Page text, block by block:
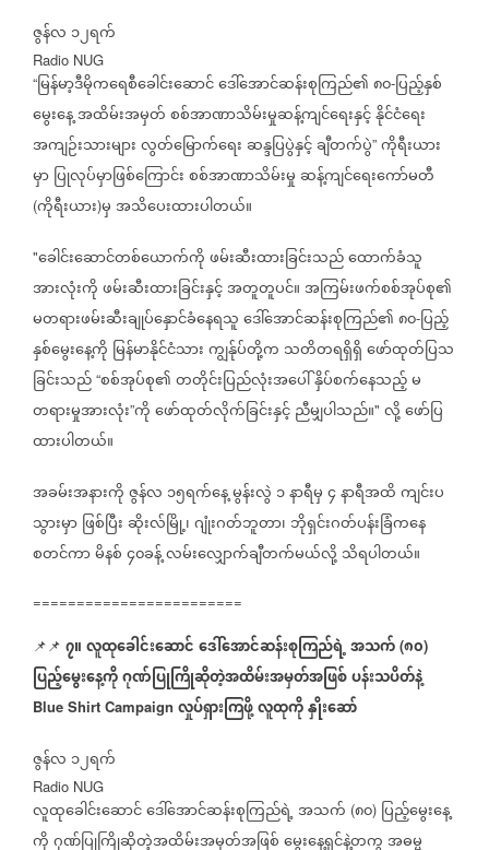
ဇွန်လ ၁၂ရက်
Radio NUG
“မြန်မာ့ဒီမိုကရေစီခေါင်းဆောင်ဒေါ်အောင်ဆန်းစုကြည်၏၈၀-ပြည့်နှစ်
မွေးနေ့အထိမ်းအမှတ်စစ်အာဏာသိမ်းမှုဆန့်ကျင်ရေးနှင့်နိုင်ငံရေး
အကျဉ်းသားများလွတ်မြောက်ရေးဆန္ဒပြပွဲနှင့်ချီတက်ပွဲ” ကိုရီးယား
မှာပြုလုပ်မှာဖြစ်ကြောင်းစစ်အာဏာသိမ်းမှုဆန့်ကျင်ရေးကော်မတီ
(ကိုရီးယား)မှအသိပေးထားပါတယ်။
"ခေါင်းဆောင်တစ်ယောက်ကိုဖမ်းဆီးထားခြင်းသည်ထောက်ခံသူ
အားလုံးကိုဖမ်းဆီးထားခြင်းနှင့်အတူတူပင်။အကြမ်းဖက်စစ်အုပ်စု၏
မတရားဖမ်းဆီးချုပ်နှောင်ခံနေရသူဒေါ်အောင်ဆန်းစုကြည်၏၈၀-ပြည့်
နှစ်မွေးနေ့ကို မြန်မာနိုင်ငံသားကျွန်ုပ်တို့က သတိတရရှိရှိဖော်ထုတ်ပြသ
ခြင်းသည် “စစ်အုပ်စု၏တတိုင်းပြည်လုံးအပေါ်နှိပ်စက်နေသည့်မ
တရားမှုအားလုံး”ကိုဖော်ထုတ်လိုက်ခြင်းနှင့်ညီမျှပါသည်။" လို့ဖော်ပြ
ထားပါတယ်။
အခမ်းအနားကိုဇွန်လ ၁၅ရက်နေ့မွန်းလွဲ ၁နာရီမှ၄နာရီအထိကျင်းပ
သွားမှာဖြစ်ပြီးဆိုးလ်မြို့၊ဂျုံးဂတ်ဘူတာ၊ ဘိုရှင်းဂတ်ပန်းခြံကနေ
စတင်ကာမိနစ်၄၀ခန့်လမ်းလျှောက်ချီတက်မယ်လို့သိရပါတယ်။
========================
📌📌 ၇။လူထုခေါင်းဆောင်ဒေါ်အောင်ဆန်းစုကြည်ရဲ့အသက် (၈၀)
ပြည့်မွေးနေ့ကိုဂုဏ်ပြုကြိုဆိုတဲ့အထိမ်းအမှတ်အဖြစ်ပန်းသပိတ်နဲ့
Blue Shirt Campaign လှုပ်ရှားကြဖို့လူထုကိုနှိုးဆော်
ဇွန်လ ၁၂ရက်
Radio NUG
လူထုခေါင်းဆောင်ဒေါ်အောင်ဆန်းစုကြည်ရဲ့အသက် (၈၀) ပြည့်မွေးနေ့
ကိုဂုဏ်ပြုကြိုဆိုတဲ့အထိမ်းအမှတ်အဖြစ်မွေးနေ့ရှင်နဲ့တကွအဓမ္မ